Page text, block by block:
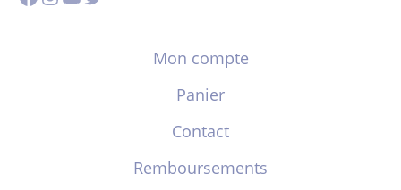
Mon compte
Panier
Contact
Remboursements